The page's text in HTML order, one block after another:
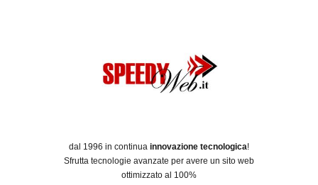
dal 1996 in continua innovazione tecnologica!
Sfrutta tecnologie avanzate per avere un sito web
ottimizzato al 100%